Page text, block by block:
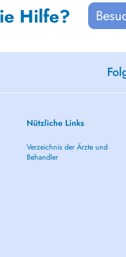
Hilfe?
Nützliche Links
Verzeichnis der Ärzte und
Behandler